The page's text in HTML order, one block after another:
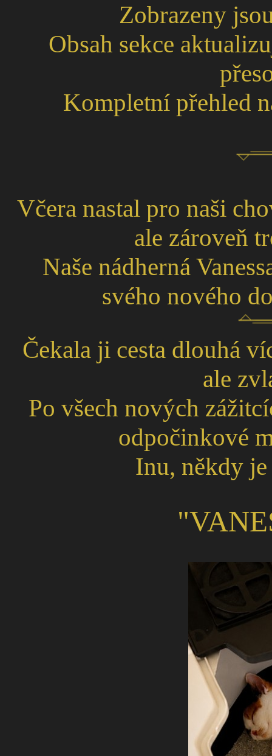
Zobrazeny
Obsah sekce
Kompletní přehled
Včera nastal pro naši
ale zároveň
Naše nádherná
svého nového
Čekala ji cesta dlouhá
ale
Po všech nových
odpočinkové
Inu, někdy